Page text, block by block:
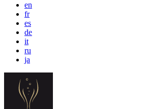
en
fr
es
de
it
ru
ja